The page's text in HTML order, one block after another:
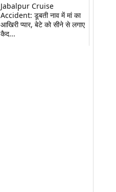
Jabalpur Cruise
Accident: डूबती नाव में मां का
आखिरी प्यार, बेटे को सीने से लगाए
कैद...